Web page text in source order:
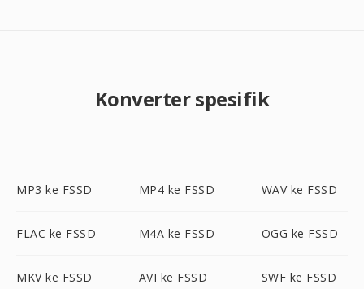
Konverter spesifik
MP3 ke FSSD MP4 ke FSSD WAV ke FSSD
FLAC ke FSSD M4A ke FSSD OGG ke FSSD
MKV ke FSSD AVI ke FSSD SWF ke FSSD